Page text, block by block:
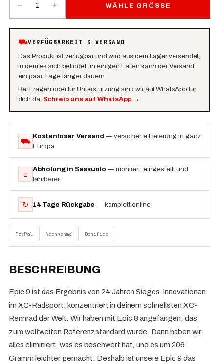
− 1 + WÄHLE GRÖSSE
⛟VERFÜGBARKEIT & VERSAND
Das Produkt ist verfügbar und wird aus dem Lager versendet,
in dem es sich befindet: in einigen Fällen kann der Versand
ein paar Tage länger dauern.
Bei Fragen oder für Unterstützung sind wir auf WhatsApp für
dich da. Schreib uns auf WhatsApp→
⛟
Kostenloser Versand — versicherte Lieferung in ganz
Europa
⌂
Abholung in Sassuolo — montiert, eingestellt und
fahrbereit
↻ 14 Tage Rückgabe — komplett online
PayPal Nachnahme Bonifico
BESCHREIBUNG
Epic 9 ist das Ergebnis von 24 Jahren Sieges-Innovationen
im XC-Radsport, konzentriert in deinem schnellsten XC-
Rennrad der Welt. Wir haben mit Epic 8 angefangen, das
zum weltweiten Referenzstandard wurde. Dann haben wir
alles eliminiert, was es beschwert hat, und es um 206
Gramm leichter gemacht. Deshalb ist unsere Epic 9 das